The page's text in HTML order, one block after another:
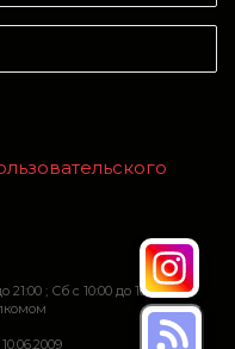
; Сб c 10:00 до 16:00